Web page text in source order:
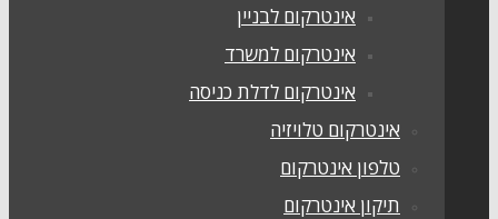
אינטרקום לבניין
אינטרקום למשרד
אינטרקום לדלת כניסה
אינטרקום טלויזיה
טלפון אינטרקום
תיקון אינטרקום